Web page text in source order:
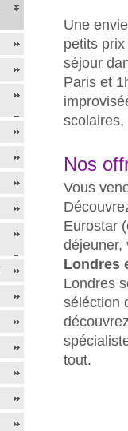
Une
petits
séjour
Paris et
Nos
Vous
Eurostar
déjeuner,
Londres
Londres
séléction
tout.